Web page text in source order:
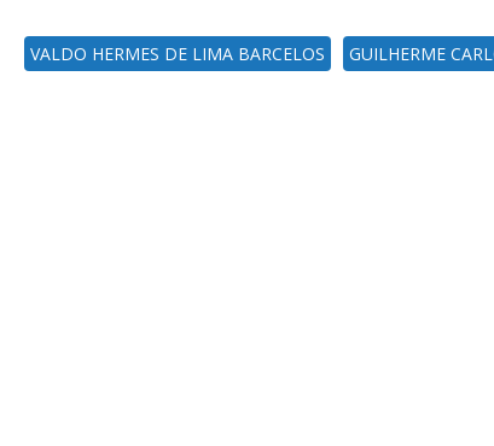
VALDO HERMES DE LIMA BARCELOS GUILHERME